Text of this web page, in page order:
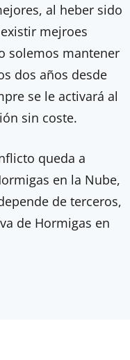
al heber sido
mejroes
solemos mantener
dos años desde
se le activará al
sin coste.
queda a
en la Nube,
de terceros,
de Hormigas en